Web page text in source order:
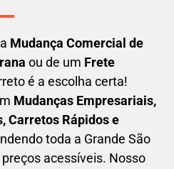
Mudança Comercial de
ou de um Frete
é a escolha certa!
Mudanças Empresariais,
Carretos Rápidos e
toda a Grande São
acessíveis. Nosso